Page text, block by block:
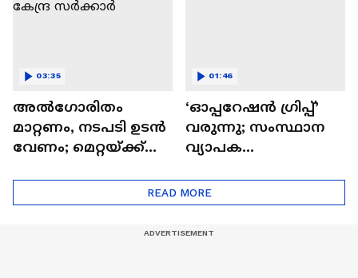
അൽഗോരിതം
മാറ്റണം, നടപടി ഉടൻ
വേണം; മെറ്റയ്ക്ക്
ശക്തമാക്കി കേന്ദ്ര
സർക്കാർ
03:35
‘ഓപ്പറേഷൻ ഗ്രിപ്പ്’
വരുന്നു; സംസ്ഥാന
വ്യാപക
ലക്ഷ്യം
01:46
READ MORE